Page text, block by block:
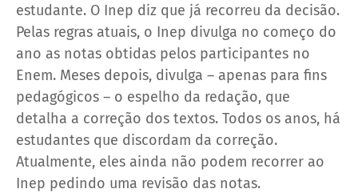
estudante. O Inep diz que já recorreu da decisão.
Pelas regras atuais, o Inep divulga no começo do
ano as notas obtidas pelos participantes no
Enem. Meses depois, divulga – apenas para fins
pedagógicos – o espelho da redação, que
detalha a correção dos textos. Todos os anos, há
estudantes que discordam da correção.
Atualmente, eles ainda não podem recorrer ao
Inep pedindo uma revisão das notas.